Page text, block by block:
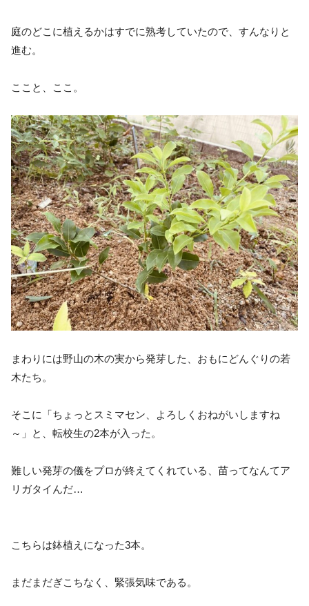
庭のどこに植えるかはすでに熟考していたので、すんなりと
進む。
ここと、ここ。
まわりには野山の木の実から発芽した、おもにどんぐりの若
木たち。
そこに「ちょっとスミマセン、よろしくおねがいしますね
～」と、転校生の2本が入った。
難しい発芽の儀をプロが終えてくれている、苗ってなんてア
リガタイんだ…
こちらは鉢植えになった3本。
まだまだぎこちなく、緊張気味である。